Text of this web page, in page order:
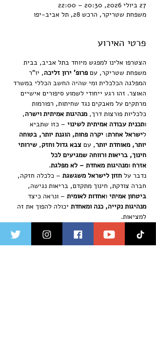
27 ביולי 2026, 20:30 – 22:00
משפחת שטריקר, הרכש 28, תל אביב-יפו
פרטי האירוע
הצטרפו אלינו למפגש מיוחד בתל אביב, בבית
משפחת שטריקר, עם פרופ' ירון זליכה, יו"ר
המפלגה הכלכלית ומי שהיה החשב הכללי במשרד
האוצר. זהו רגע ייחודי לשמוע סיפורים אישיים
מרתקים על מאבקים נגד שחיתות, רפורמות
כלכליות פורצות דרך, מנהיגות אמיתית וישרה,
ותכנית עבודה אמיתית לשינוי – כזו שתביא
לישראל אחרת: יקרה פחות, הוגנת יותר, בטוחה
יותר, מאוחדת יותר, עם צבא גדול וחזק, שירותי
חינוך, בריאות ורווחה שמגיעים לכל
אזרח ומנהיגות מאחדת – לא מפלגת.
נדבר על חזון לישראל משגשגת – כלכלה חזקה,
חברה צודקת, חינוך מתקדם, בריאות נגישה,
ביטחון אמיתי ואחדות לאומית – ונראה כיצד
מנהיגות נקייה, כנה ומאחדת יכולה להפוך את זה
למציאות.
מתלבטים, לשתף אותם בחזון המפלגה, לעזור
להרחיב את המעגל.